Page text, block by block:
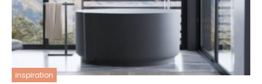
inspiration